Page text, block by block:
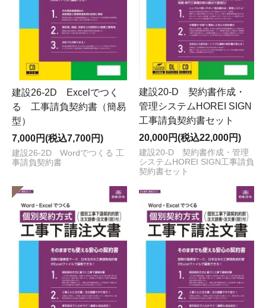
建設26-2D Excelでつく
る 工事請負契約書（簡易
型）
7,000円(税込7,700円)
建設26-2D Wordでつくる 工
事請負契約書
建設20-D 契約書作成・
管理システムHOREI SIGN
工事請負契約書セット
20,000円(税込22,000円)
建設20-D 契約書作成・管理
システムHOREI SIGN工事請負
契約書セット